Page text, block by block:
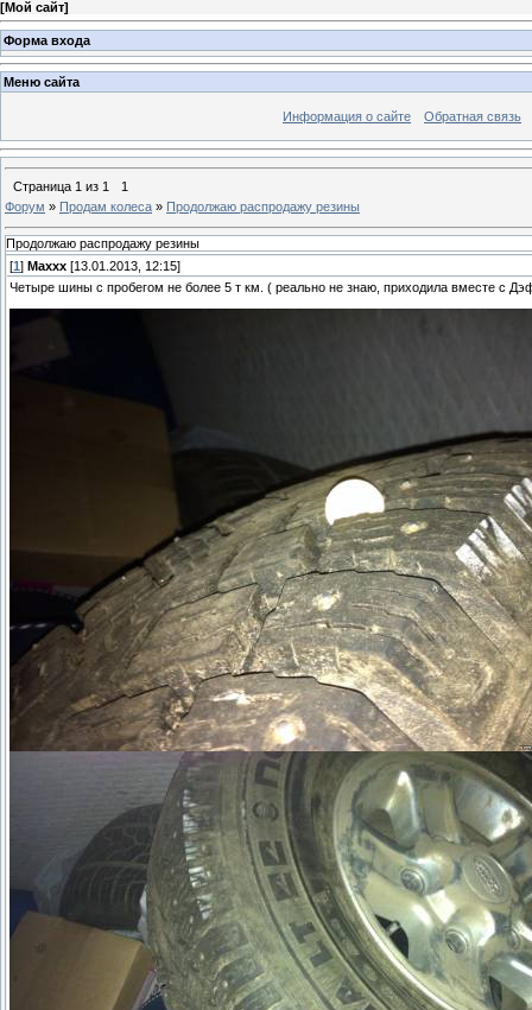
[Мой сайт]
Форма входа
Меню сайта
Информация о сайте Обратная связь
Страница 1 из 1
1
Форум » Продам колеса » Продолжаю распродажу резины
Продолжаю распродажу резины
[1 ] Maxxx [13.01.2013, 12:15]
Четыре шины с пробегом не более 5 т км. ( реально не знаю, приходила вместе с